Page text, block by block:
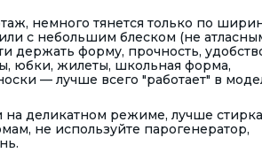
немного тянется только по
с небольшим блеском (не
держать форму, прочность,
юбки, жилеты, школьная форма,
— лучше всего "работает" в
деликатном режиме, лучше стирка
не используйте парогенератор,